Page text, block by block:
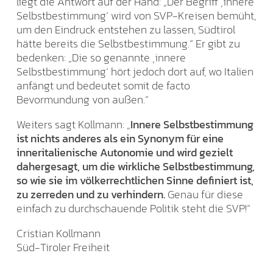
Selbstbestimmung‘ wird von SVP-Kreisen bemüht,
um den Eindruck entstehen zu lassen, Südtirol
hätte bereits die Selbstbestimmung.“ Er gibt zu
bedenken: „Die so genannte ‚innere
Selbstbestimmung‘ hört jedoch dort auf, wo Italien
anfängt und bedeutet somit de facto
Bevormundung von außen.“
Weiters sagt Kollmann: „Innere Selbstbestimmung
ist nichts anderes als ein Synonym für eine
inneritalienische Autonomie und wird gezielt
dahergesagt, um die wirkliche Selbstbestimmung,
so wie sie im völkerrechtlichen Sinne definiert ist,
zu zerreden und zu verhindern.Genau für diese
einfach zu durchschauende Politik steht die SVP!“
Cristian Kollmann
Süd-Tiroler Freiheit